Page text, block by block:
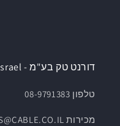
דורנט טק בע"מ - Delock Israel
טלפון 08-9791383
מכירות SALES@CABLE.CO.IL